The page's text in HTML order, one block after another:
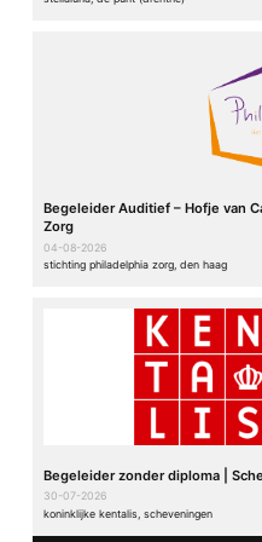
Begeleider Auditief – Hofje van
Zorg
04-08-2026
stichting philadelphia zorg, den haag
Begeleider zonder diploma |
30-07-2026
koninklijke kentalis, scheveningen